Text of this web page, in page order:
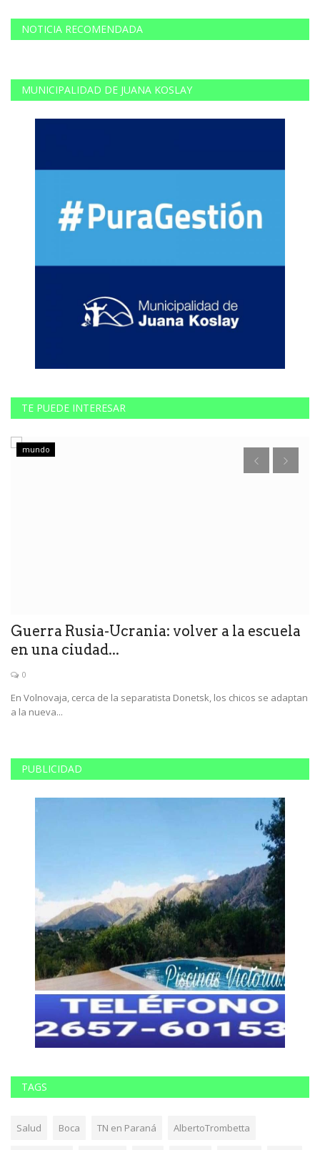
NOTICIA RECOMENDADA
MUNICIPALIDAD DE JUANA KOSLAY
TE PUEDE INTERESAR
mundo
Guerra Rusia-Ucrania: volver a la escuela
en una ciudad...
0
En Volnovaja, cerca de la separatista Donetsk, los chicos se adaptan
a la nueva...
PUBLICIDAD
TAGS
Salud Boca TN en Paraná AlbertoTrombetta